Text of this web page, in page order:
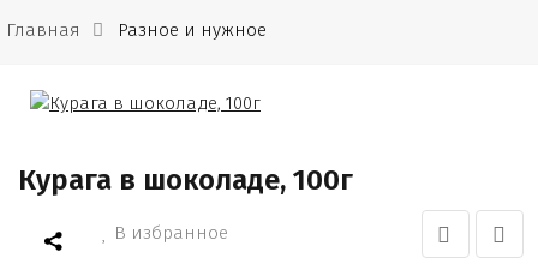
Главная Разное и нужное
Курага в шоколаде, 100г
В избранное